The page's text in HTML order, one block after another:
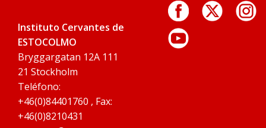
Instituto Cervantes de
ESTOCOLMO
Bryggargatan 12A 111
21 Stockholm
Teléfono:
+46(0)84401760 , Fax:
+46(0)8210431